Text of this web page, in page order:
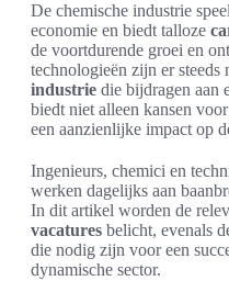
De chemische industrie
economie en biedt talloze
de voortdurende groei en
technologieën zijn er steeds
industrie die bijdragen aan
biedt niet alleen kansen
een aanzienlijke impact op
Ingenieurs, chemici en
werken dagelijks aan
In dit artikel worden de
vacatures belicht, evenals
die nodig zijn voor een
dynamische sector.